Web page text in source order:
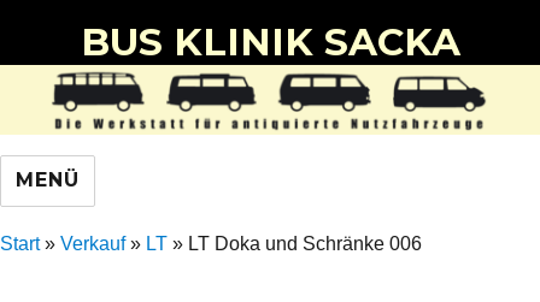
BUS KLINIK SACKA
MENÜ
Start» Verkauf» LT » LT Doka und Schränke 006